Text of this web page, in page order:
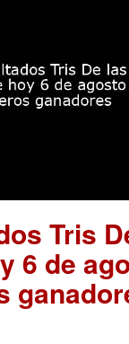
Tris
6 de